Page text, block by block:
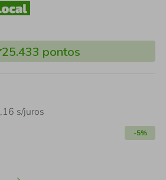
25.433 pontos
,16 s/juros
-5%